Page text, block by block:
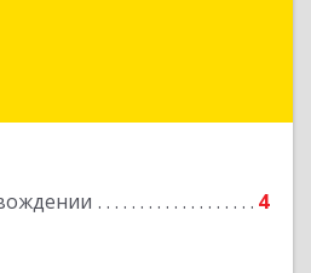
4
г. Элиста, ул. Губаревича,